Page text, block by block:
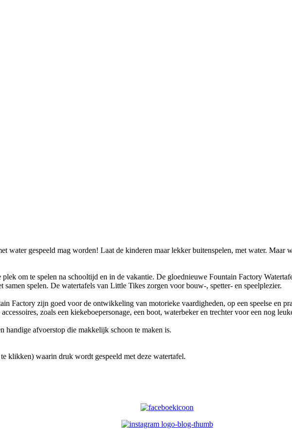
water gespeeld mag worden! Laat de kinderen maar lekker buitenspelen, met water.
om te spelen na schooltijd en in de vakantie. De gloednieuwe Fountain Factory
samen spelen. De watertafels van Little Tikes zorgen voor bouw-, spetter- en speelplezier.
Factory zijn goed voor de ontwikkeling van motorieke vaardigheden, op een speelse en
zoals een kiekeboepersonage, een boot, waterbeker en trechter voor een nog
afvoerstop die makkelijk schoon te maken is.
klikken) waarin druk wordt gespeeld met deze watertafel.